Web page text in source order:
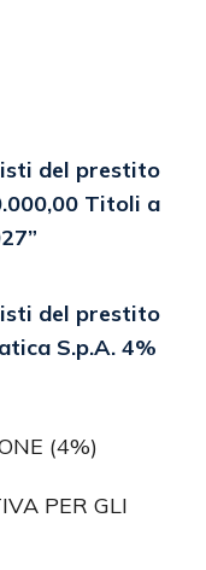
del prestito
Titoli a
del prestito
S.p.A. 4%
(4%)
PER GLI